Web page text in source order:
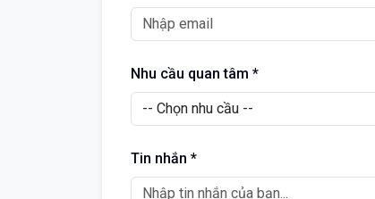
Nhu cầu quan tâm *
Tin nhắn *